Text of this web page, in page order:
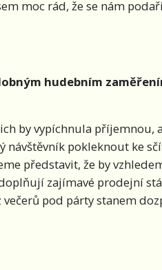
moc rád, že se nám
hudebním
by vypíchnula příjemnou,
návštěvník pokleknout ke
představit, že by
zajímavé prodejní
pod párty stanem